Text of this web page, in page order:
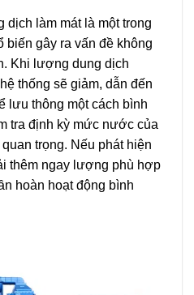
dịch làm mát là một trong
biến gây ra vấn đề không
Khi lượng dung dịch
thống sẽ giảm, dẫn đến
lưu thông một cách bình
tra định kỳ mức nước của
trọng. Nếu phát hiện
thêm ngay lượng phù hợp
hoàn hoạt động bình